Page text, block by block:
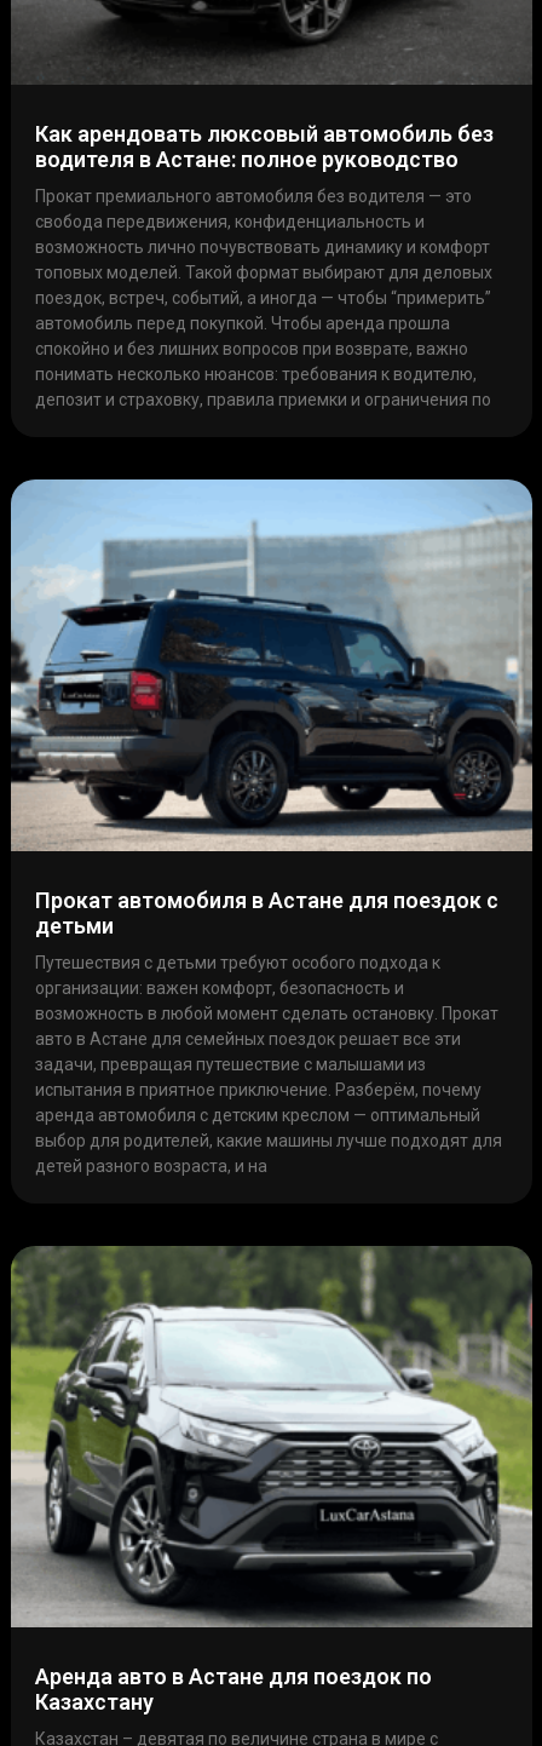
Как арендовать люксовый автомобиль без
водителя в Астане: полное руководство
Прокат премиального автомобиля без водителя — это
свобода передвижения, конфиденциальность и
возможность лично почувствовать динамику и комфорт
топовых моделей. Такой формат выбирают для деловых
поездок, встреч, событий, а иногда — чтобы “примерить”
автомобиль перед покупкой. Чтобы аренда прошла
спокойно и без лишних вопросов при возврате, важно
понимать несколько нюансов: требования к водителю,
депозит и страховку, правила приемки и ограничения по
Прокат автомобиля в Астане для поездок с
детьми
Путешествия с детьми требуют особого подхода к
организации: важен комфорт, безопасность и
возможность в любой момент сделать остановку. Прокат
авто в Астане для семейных поездок решает все эти
задачи, превращая путешествие с малышами из
испытания в приятное приключение. Разберём, почему
аренда автомобиля с детским креслом — оптимальный
выбор для родителей, какие машины лучше подходят для
детей разного возраста, и на
Аренда авто в Астане для поездок по
Казахстану
Казахстан – девятая по величине страна в мире с